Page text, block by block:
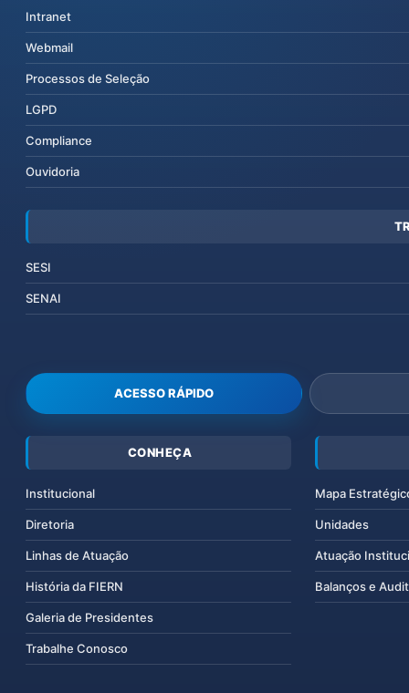
Intranet
Webmail
Processos de Seleção
LGPD
Compliance
Ouvidoria
SESI
SENAI
ACESSO RÁPIDO
CONHEÇA
Institucional
Diretoria
Linhas de Atuação
História da FIERN
Galeria de Presidentes
Trabalhe Conosco
Mapa
Unidades
Atuação
Balanços e